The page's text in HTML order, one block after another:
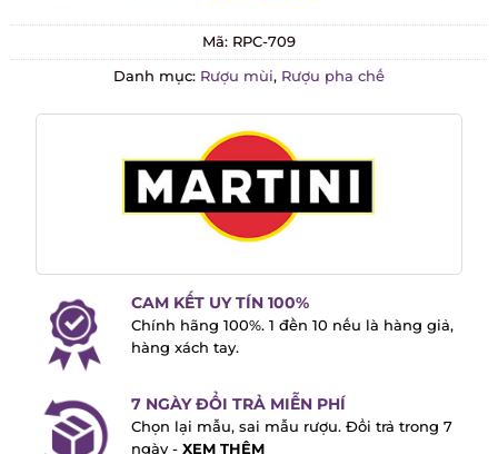
Mã:RPC-709
Danh mục:Rượu mùi,Rượu pha chế
CAM KẾT UY TÍN 100%
Chính hãng 100%. 1 đền 10 nếu là hàng
giả, hàng xách tay.
7 NGÀY ĐỔI TRẢ MIỄN PHÍ
Chọn lại mẫu, sai mẫu rượu. Đổi trả trong
7 ngày -XEM THÊM